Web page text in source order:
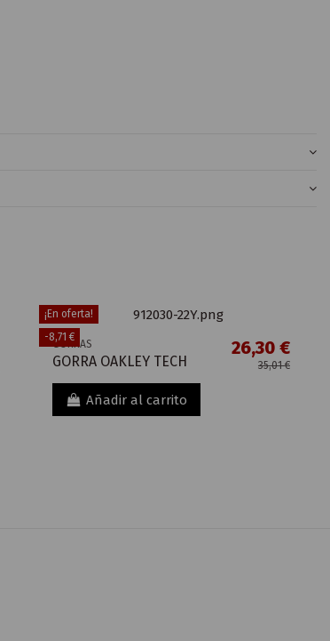
¡En oferta!
-8,71 €
GORRAS
GORRA OAKLEY TECH
26,30 €
35,01 €
Añadir al carrito